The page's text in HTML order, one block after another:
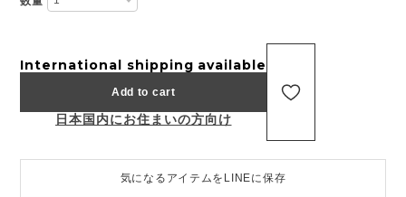
International shipping available
Add to cart
日本国内にお住まいの方向け
気になるアイテムをLINEに保存